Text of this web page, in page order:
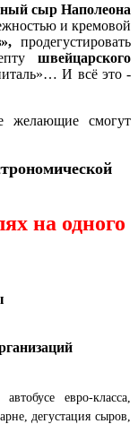
сыр Наполеона
и кремовой
продегустировать
швейцарского
… И всё это -
желающие смогут
на одного
евро-класса,
дегустация сыров,